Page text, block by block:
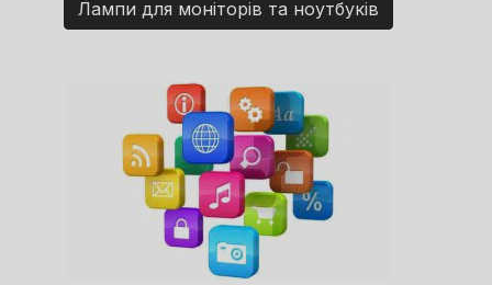
Лампи для моніторів та ноутбуків